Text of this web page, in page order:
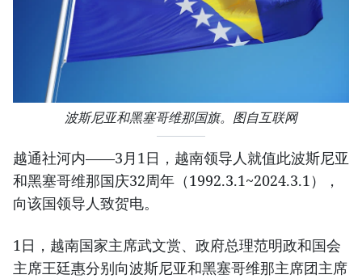
波斯尼亚和黑塞哥维那国旗。图自互联网
越通社河内——3月1日，越南领导人就值此波斯尼亚
和黑塞哥维那国庆32周年（1992.3.1~2024.3.1），
向该国领导人致贺电。
1日，越南国家主席武文赏、政府总理范明政和国会
主席王廷惠分别向波斯尼亚和黑塞哥维那主席团主席